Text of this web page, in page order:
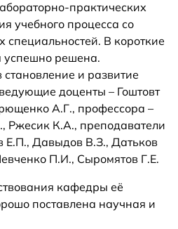
практических
учебного процесса со
специальностей. В короткие
успешно решена.
и развитие
доценты – Гоштовт
А.Г., профессора –
Ржесик К.А., преподаватели
Е.П., Давыдов В.З., Датьков
П.И., Сыромятов Г.Е.
кафедры её
поставлена научная и